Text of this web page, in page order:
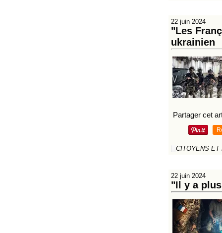
22 juin 2024
"Les
ukrainien
Partager cet
CITOYENS ET
22 juin 2024
"Il y a